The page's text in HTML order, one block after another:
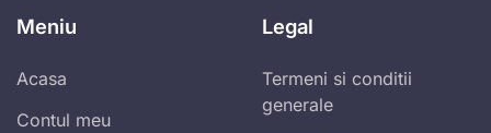
Meniu
Acasa
Contul meu
Legal
Termeni si conditii
generale